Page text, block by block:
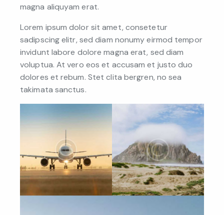
magna aliquyam erat.
Lorem ipsum dolor sit amet, consetetur
sadipscing elitr, sed diam nonumy eirmod tempor
invidunt labore dolore magna erat, sed diam
voluptua. At vero eos et accusam et justo duo
dolores et rebum. Stet clita bergren, no sea
takimata sanctus.